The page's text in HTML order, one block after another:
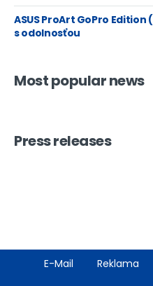
ASUS ProArt GoPro
s odolnosťou
Most popular news
Press releases
FooterE-Mail Reklama